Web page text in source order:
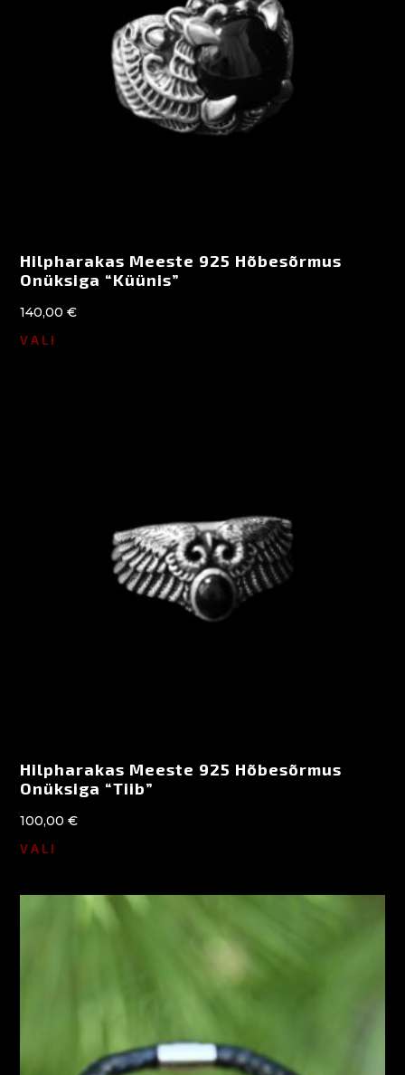
Hilpharakas Meeste 925 Hõbesõrmus
Onüksiga “Küünis”
140,00€
VALI
Hilpharakas Meeste 925 Hõbesõrmus
Onüksiga “Tiib”
100,00€
VALI